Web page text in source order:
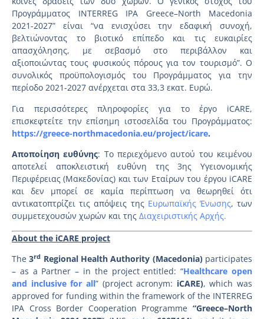
Προγράμματος INTERREG IPA Greece–North Macedonia
2021-2027” είναι “να ενισχύσει την εδαφική συνοχή,
βελτιώνοντας το βιοτικό επίπεδο και τις ευκαιρίες
απασχόλησης, με σεβασμό στο περιβάλλον και
αξιοποιώντας τους φυσικούς πόρους για τον τουρισμό”. Ο
συνολικός προϋπολογισμός του Προγράμματος για την
περίοδο 2021-2027 ανέρχεται στα 33,3 εκατ. Ευρώ.
Για περισσότερες πληροφορίες για το έργο iCARE,
επισκεφτείτε την επίσημη ιστοσελίδα του Προγράμματος:
https://greece-northmacedonia.eu/project/icare.
Αποποίηση ευθύνης: Το περιεχόμενο αυτού του κειμένου
αποτελεί αποκλειστική ευθύνη της 3ης Υγειονομικής
Περιφέρειας (Μακεδονίας) και των Εταίρων του έργου iCARE
και δεν μπορεί σε καμία περίπτωση να θεωρηθεί ότι
αντικατοπτρίζει τις απόψεις της Ευρωπαϊκής Ένωσης, των
συμμετεχουσών χωρών και της Διαχειριστικής Αρχής.
About the iCARE project
The3rd Regional Health Authority (Macedonia)participates
– as a Partner – in the project entitled: “Healthcare open
and inclusive for all” (project acronym: iCARE), which was
approved for funding within the framework of the INTERREG
IPA Cross Border Cooperation Programme “Greece–North